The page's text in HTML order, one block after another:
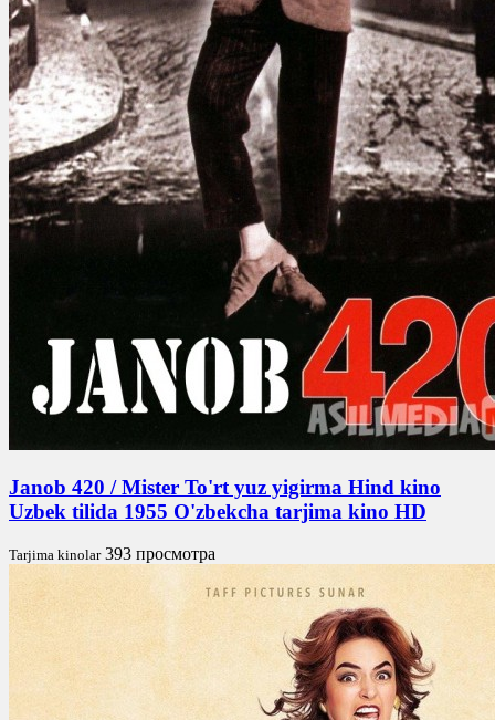
Janob 420 / Mister To'rt yuz yigirma Hind kino
Uzbek tilida 1955 O'zbekcha tarjima kino HD
Tarjima kinolar 393 просмотра